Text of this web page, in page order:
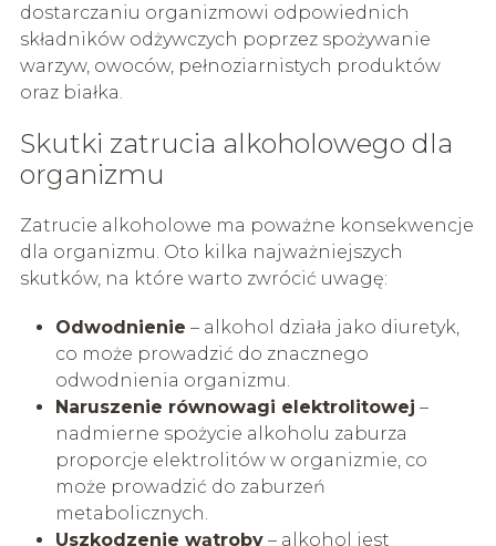
dostarczaniu organizmowi odpowiednich
składników odżywczych poprzez spożywanie
warzyw, owoców, pełnoziarnistych produktów
oraz białka.
Skutki zatrucia alkoholowego dla
organizmu
Zatrucie alkoholowe ma poważne konsekwencje
dla organizmu. Oto kilka najważniejszych
skutków, na które warto zwrócić uwagę:
Odwodnienie – alkohol działa jako diuretyk,
co może prowadzić do znacznego
odwodnienia organizmu.
Naruszenie równowagi elektrolitowej –
nadmierne spożycie alkoholu zaburza
proporcje elektrolitów w organizmie, co
może prowadzić do zaburzeń
metabolicznych.
Uszkodzenie wątroby– alkohol jest